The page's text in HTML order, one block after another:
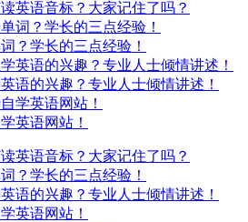
英语音标？大家记住了吗？
？学长的三点经验！
语的兴趣？专业人士倾情讲述！
英语网站！
英语音标？大家记住了吗？
？学长的三点经验！
语的兴趣？专业人士倾情讲述！
英语网站！